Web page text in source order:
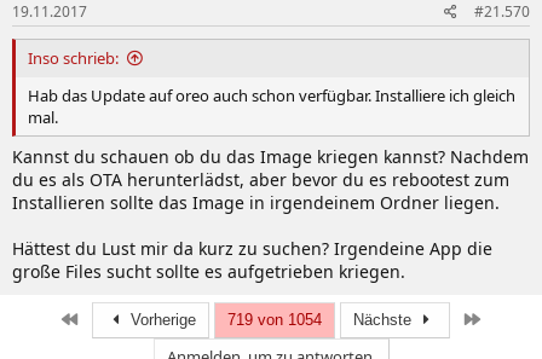
19.11.2017 #21.570
Inso schrieb:
Hab das Update auf oreo auch schon verfügbar. Installiere ich gleich
mal.
Kannst du schauen ob du das Image kriegen kannst? Nachdem
du es als OTA herunterlädst, aber bevor du es rebootest zum
Installieren sollte das Image in irgendeinem Ordner liegen.
Hättest du Lust mir da kurz zu suchen? Irgendeine App die
große Files sucht sollte es aufgetrieben kriegen.
Erste Vorherige 719 von 1054 Nächste